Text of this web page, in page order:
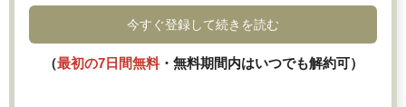
今すぐ登録して続きを読む
（最初の7日間無料・無料期間内はいつでも解約可）